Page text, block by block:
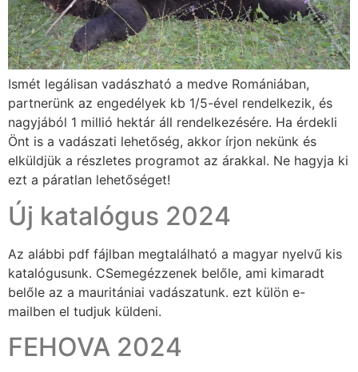
Ismét legálisan vadászható a medve Romániában,
partnerünk az engedélyek kb 1/5-ével rendelkezik, és
nagyjából 1 millió hektár áll rendelkezésére. Ha érdekli
Önt is a vadászati lehetőség, akkor írjon nekünk és
elküldjük a részletes programot az árakkal. Ne hagyja ki
ezt a páratlan lehetőséget!
Új katalógus 2024
Az alábbi pdf fájlban megtalálható a magyar nyelvű kis
katalógusunk. CSemegézzenek belőle, ami kimaradt
belőle az a mauritániai vadászatunk. ezt külön e-
mailben el tudjuk küldeni.
FEHOVA 2024